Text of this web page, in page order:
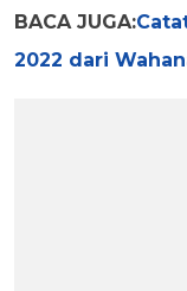
BACA JUGA:
2022 dari